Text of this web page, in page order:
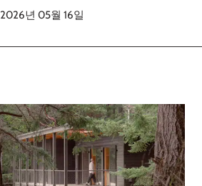
2026년 05월 16일